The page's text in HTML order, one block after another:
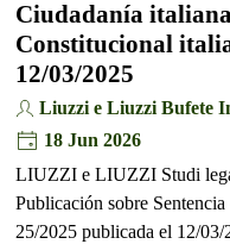
Ciudadanía
Constitucional
12/03/2025
Liuzzi e Liuzzi Bufete
18 Jun 2026
LIUZZI e LIUZZI Studi
Publicación sobre
25/2025 publicada el 12/03/